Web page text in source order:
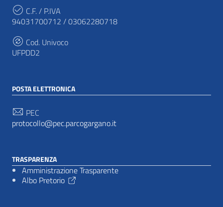
C.F. / P.IVA
94031700712 / 03062280718
Cod. Univoco
UFPDD2
POSTA ELETTRONICA
PEC
protocollo@pec.parcogargano.it
TRASPARENZA
Amministrazione Trasparente
Albo Pretorio